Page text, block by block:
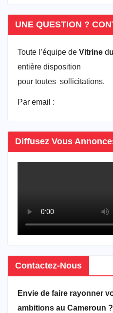
UNE QUESTION ?
Toute l’équipe de Vitrine d
entière disposition
pour toutes sollicitations.
Par email :
Diffusez Vous
Contactez-Nous
Envie de faire rayonner
ambitions au Cameroun